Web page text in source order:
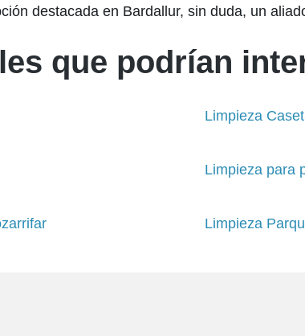
destacada en Bardallur, sin duda, un
que podrían
Limpieza
Limpieza para
Limpieza